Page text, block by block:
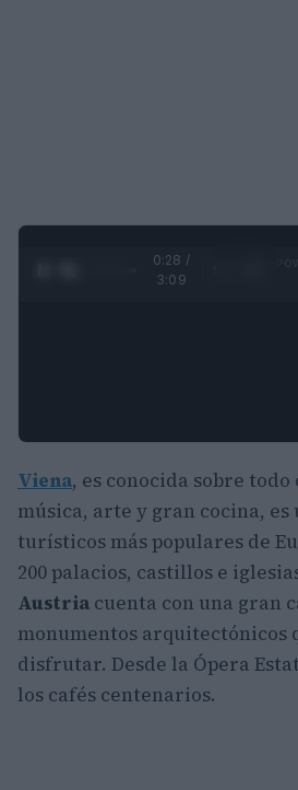
0:29 /
3:09
Viena, es conocida sobre
música, arte y gran cocina, es
turísticos más populares de
200 palacios, castillos e
Austria cuenta con una gran
monumentos arquitectónicos
disfrutar. Desde la Ópera
los cafés centenarios.